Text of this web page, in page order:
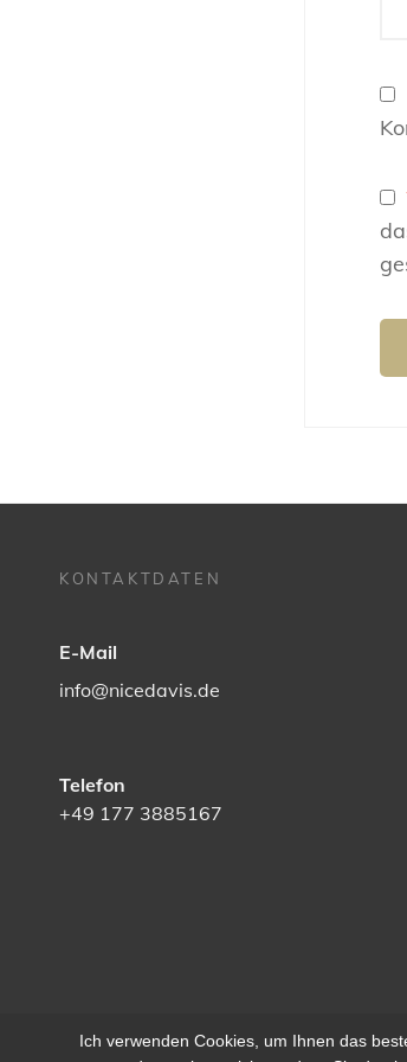
KONTAKTDATEN
E-Mail
info@nicedavis.de
Telefon
+49 177 3885167
Ich verwenden Cookies, um Ihnen das